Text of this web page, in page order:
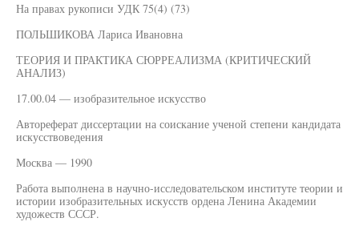
На правах рукописи УДК 75(4) (73)
ПОЛЬШИКОВА Лариса Ивановна
ТЕОРИЯ И ПРАКТИКА СЮРРЕАЛИЗМА (КРИТИЧЕСКИЙ
АНАЛИЗ)
17.00.04 — изобразительное искусство
Автореферат диссертации на соискание ученой степени кандидата
искусствоведения
Москва — 1990
Работа выполнена в научно-исследовательском институте теории и
истории изобразительных искусств ордена Ленина Академии
художеств СССР.